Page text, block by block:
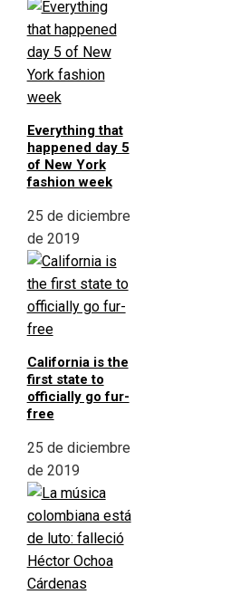
Everything that
happened day 5
of New York
fashion week
25 de diciembre
de 2019
California is the
first state to
officially go fur-
free
25 de diciembre
de 2019